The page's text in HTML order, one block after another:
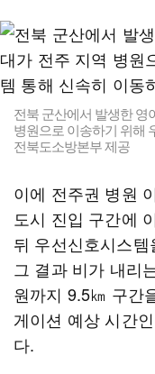
전북 군산에서 발생한 영
병원으로 이송하기 위해
전북도소방본부 제공
이에 전주권 병원
도시 진입 구간에
뒤 우선신호시스
그 결과 비가 내리
원까지 9.5㎞ 구간
게이션 예상 시간
다.